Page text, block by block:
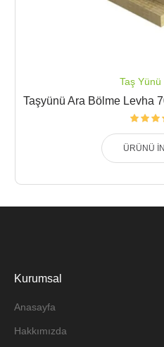
Taş Yünü
Taşyünü Ara Bölme Levha
ÜRÜNÜ
Kurumsal
Anasayfa
Hakkımızda